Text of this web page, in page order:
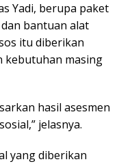
Yadi, berupa paket
bantuan alat
itu diberikan
kebutuhan masing
hasil asesmen
jelasnya.
yang diberikan